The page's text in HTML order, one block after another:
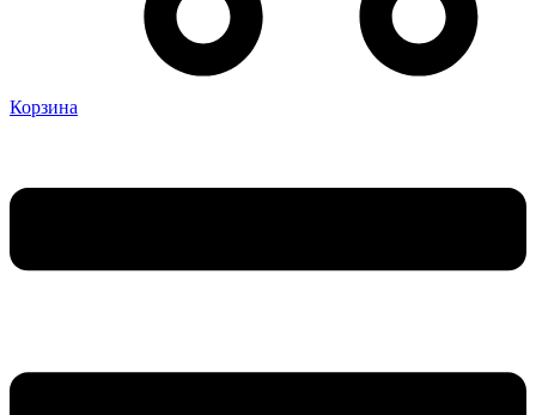
Корзина